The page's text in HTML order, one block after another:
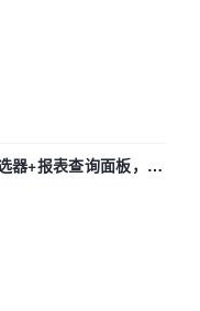
器+报表查询面板，参